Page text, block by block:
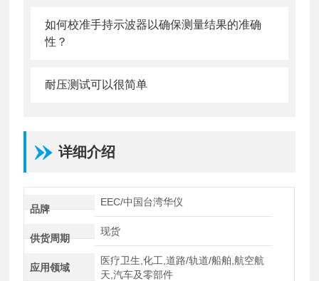
如何校准手持示波器以确保测量结果的准确
性？
耐压测试可以很简单
详细介绍
品牌
EEC/中国台湾华仪
供货周期
现货
应用领域
医疗卫生,化工,道路/轨道/船舶,航空航
天,汽车及零部件